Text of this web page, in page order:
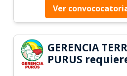
Ver
GERENCIA
PURUS